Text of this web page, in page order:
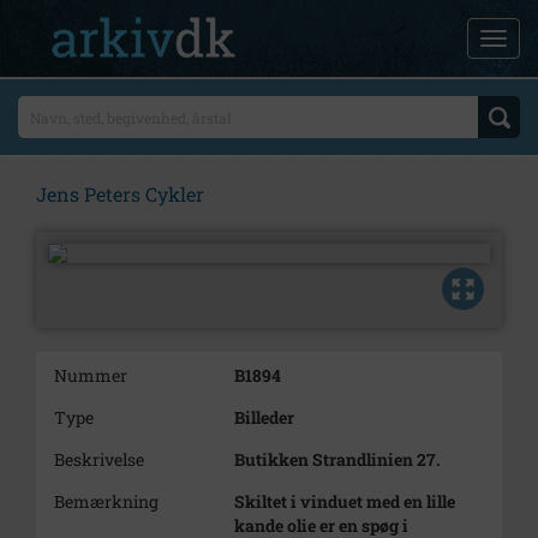
Jens Peters Cykler
Nummer
B1894
Type
Billeder
Beskrivelse
Butikken Strandlinien 27.
Bemærkning
Skiltet i vinduet med en lille
kande olie er en spøg i